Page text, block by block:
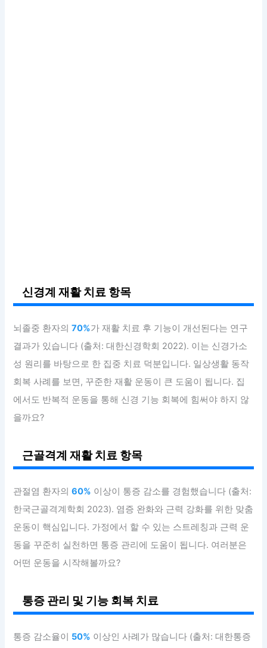
신경계 재활 치료 항목
뇌졸중 환자의70%가 재활 치료 후 기능이 개선된다는 연구
결과가 있습니다 (출처: 대한신경학회 2022). 이는 신경가소
성 원리를 바탕으로 한 집중 치료 덕분입니다. 일상생활 동작
회복 사례를 보면, 꾸준한 재활 운동이 큰 도움이 됩니다. 집
에서도 반복적 운동을 통해 신경 기능 회복에 힘써야 하지 않
을까요?
근골격계 재활 치료 항목
관절염 환자의60% 이상이 통증 감소를 경험했습니다 (출처:
한국근골격계학회 2023). 염증 완화와 근력 강화를 위한 맞춤
운동이 핵심입니다. 가정에서 할 수 있는 스트레칭과 근력 운
동을 꾸준히 실천하면 통증 관리에 도움이 됩니다. 여러분은
어떤 운동을 시작해볼까요?
통증 관리 및 기능 회복 치료
통증 감소율이 50% 이상인 사례가 많습니다 (출처: 대한통증